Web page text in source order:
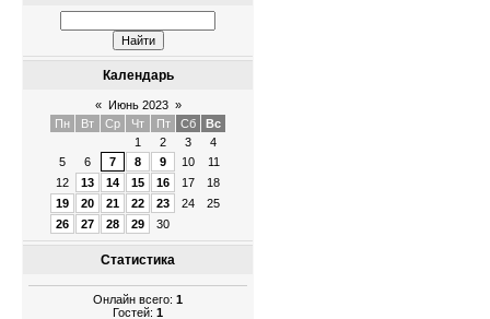
Календарь
« Июнь 2023 »
Пн
Вт Ср Чт Пт Сб
Вс
1
2 3
4
5
6 7 8 9 10
11
12
13 14 15 16 17
18
19
20 21 22 23 24
25
26
27 28 29 30
Статистика
Онлайн всего: 1
Гостей: 1